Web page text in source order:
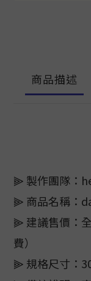
商品描述
⫸ 製作團隊：
⫸ 商品名稱：
⫸ 建議售價：
費）
⫸ 規格尺寸：